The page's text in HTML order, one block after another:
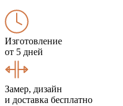
Изготовление
от 5 дней
Замер, дизайн
и доставка бесплатно